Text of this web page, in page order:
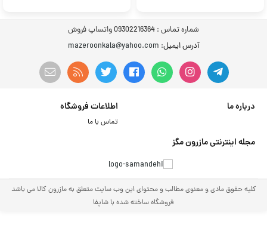
شماره تماس : 09302216364 واتساپ فروش
آدرس ایمیل: mazeroonkala@yahoo.com
درباره ما اطلاعات فروشگاه
تماس با ما
مجله اینترنتی مازرون مگز
کلیه حقوق مادی و معنوی مطالب و محتوای این وب سایت متعلق به مازرون کالا می باشد
فروشگاه ساخته شده با شاپفا